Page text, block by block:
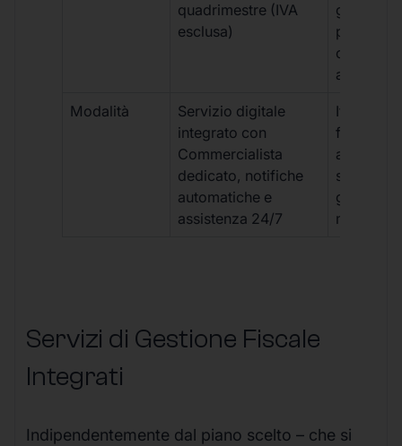
quadrimestre (IVA
esclusa)
più
ogni
Modalità
Servizio digitale
integrato con
Commercialista
dedicato, notifiche
automatiche e
assistenza 24/7
Iter
studio e
gestione
manuale
Servizi di Gestione Fiscale
Integrati
Indipendentemente dal piano scelto – che si